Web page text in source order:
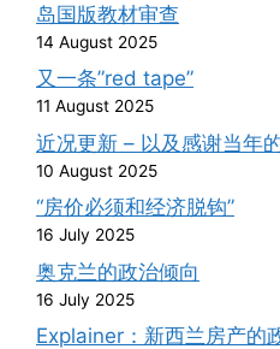
岛国版教材审查
14 August 2025
又一条”red tape”
11 August 2025
近况更新 – 以及感谢当年
10 August 2025
“房价必须和经济脱钩”
16 July 2025
奥克兰的政治倾向
16 July 2025
Explainer：新西兰房产的